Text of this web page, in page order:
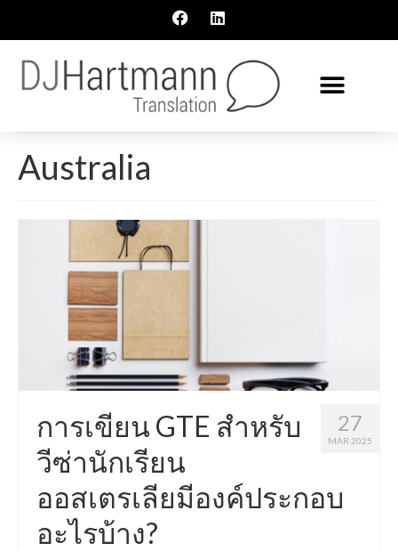
Australia
27
MAR 2025
การเขียน GTE สำหรับ
วีซ่านักเรียน
ออสเตรเลียมีองค์ประกอบ
อะไรบ้าง?